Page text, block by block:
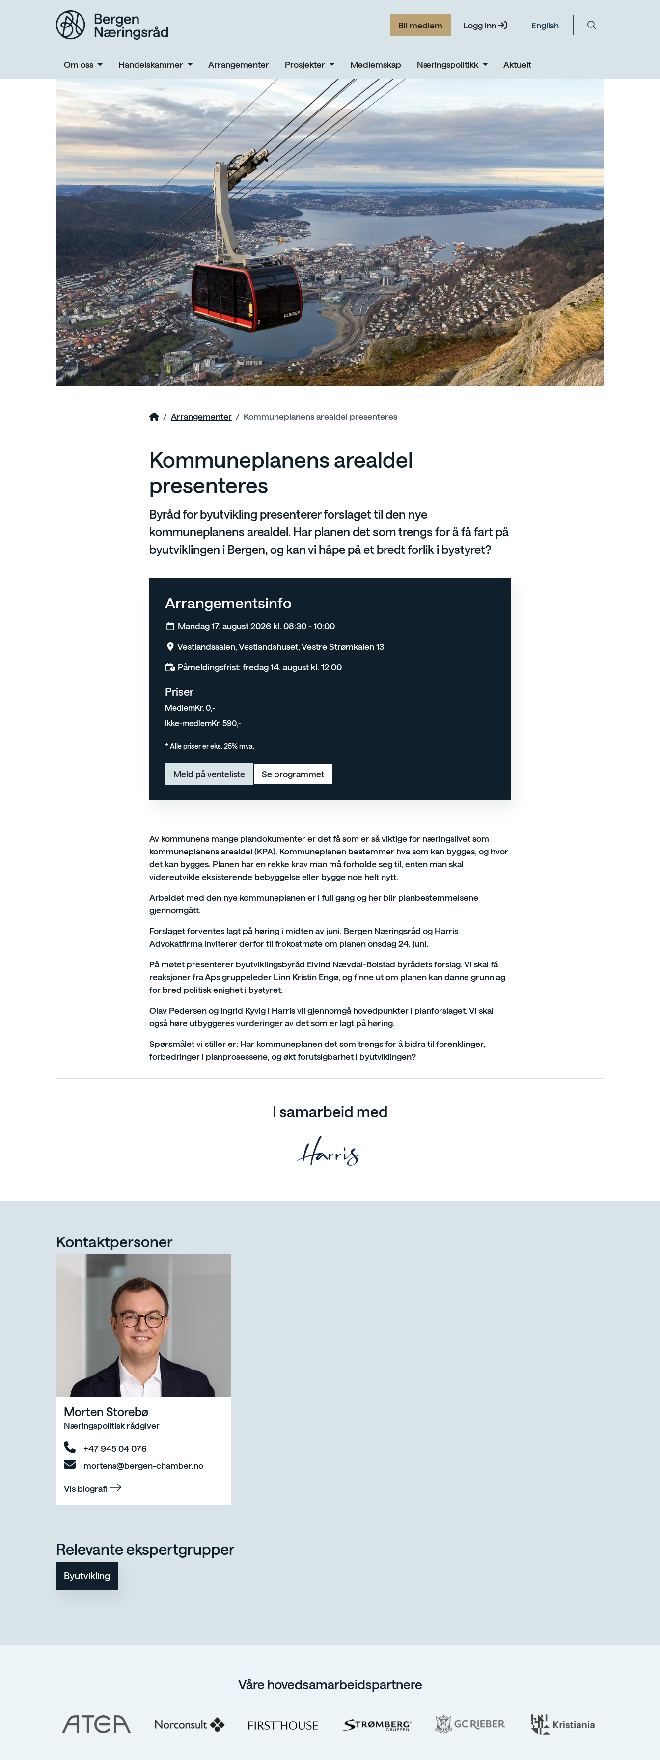
Bli medlem Logg inn English
Om oss Handelskammer Arrangementer Prosjekter Medlemskap Næringspolitikk Aktuelt
Arrangementer Kommuneplanens arealdel presenteres
Kommuneplanens arealdel
presenteres
Byråd for byutvikling presenterer forslaget til den nye
kommuneplanens arealdel. Har planen det som trengs for å få fart på
byutviklingen i Bergen, og kan vi håpe på et bredt forlik i bystyret?
Arrangementsinfo
Mandag 17. august 2026 kl. 08:30 - 10:00
Vestlandssalen, Vestlandshuset, Vestre Strømkaien 13
Påmeldingsfrist: fredag 14. august kl. 12:00
Priser
MedlemKr. 0,-
Ikke-medlemKr. 590,-
* Alle priser er eks. 25% mva.
Meld på venteliste Se programmet
Av kommunens mange plandokumenter er det få som er så viktige for næringslivet som
kommuneplanens arealdel (KPA). Kommuneplanen bestemmer hva som kan bygges, og hvor
det kan bygges. Planen har en rekke krav man må forholde seg til, enten man skal
videreutvikle eksisterende bebyggelse eller bygge noe helt nytt.
Arbeidet med den nye kommuneplanen er i full gang og her blir planbestemmelsene
gjennomgått.
Forslaget forventes lagt på høring i midten av juni. Bergen Næringsråd og Harris
Advokatfirma inviterer derfor til frokostmøte om planen onsdag 24. juni.
På møtet presenterer byutviklingsbyråd Eivind Nævdal-Bolstad byrådets forslag. Vi skal få
reaksjoner fra Aps gruppeleder Linn Kristin Engø, og finne ut om planen kan danne grunnlag
for bred politisk enighet i bystyret.
Olav Pedersen og Ingrid Kyvig i Harris vil gjennomgå hovedpunkter i planforslaget. Vi skal
også høre utbyggeres vurderinger av det som er lagt på høring.
Spørsmålet vi stiller er: Har kommuneplanen det som trengs for å bidra til forenklinger,
forbedringer i planprosessene, og økt forutsigbarhet i byutviklingen?
I samarbeid med
Kontaktpersoner
Morten Storebø
Næringspolitisk rådgiver
+47 945 04 076
mortens@bergen-chamber.no
Vis biografi
Relevante ekspertgrupper
Byutvikling
Våre hovedsamarbeidspartnere